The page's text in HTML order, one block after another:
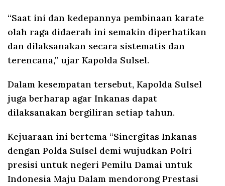
“Saat ini dan kedepannya pembinaan karate
olah raga didaerah ini semakin diperhatikan
dan dilaksanakan secara sistematis dan
terencana,” ujar Kapolda Sulsel.
Dalam kesempatan tersebut, Kapolda Sulsel
juga berharap agar Inkanas dapat
dilaksanakan bergiliran setiap tahun.
Kejuaraan ini bertema “Sinergitas Inkanas
dengan Polda Sulsel demi wujudkan Polri
presisi untuk negeri Pemilu Damai untuk
Indonesia Maju Dalam mendorong Prestasi